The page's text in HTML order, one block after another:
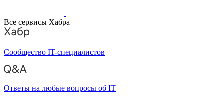
Все сервисы Хабра
Сообщество IT-специалистов
Ответы на любые вопросы об IT